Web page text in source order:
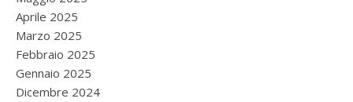
Aprile 2025
Marzo 2025
Febbraio 2025
Gennaio 2025
Dicembre 2024